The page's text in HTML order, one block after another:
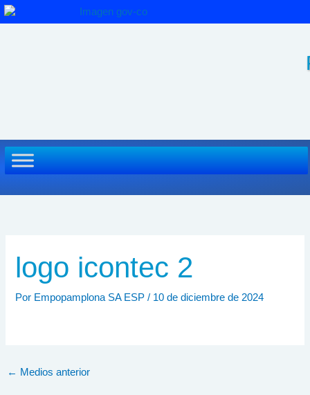
Ir
logo icontec 2
Por Empopamplona SA ESP/ 10 de diciembre de 2024
← Medios anterior